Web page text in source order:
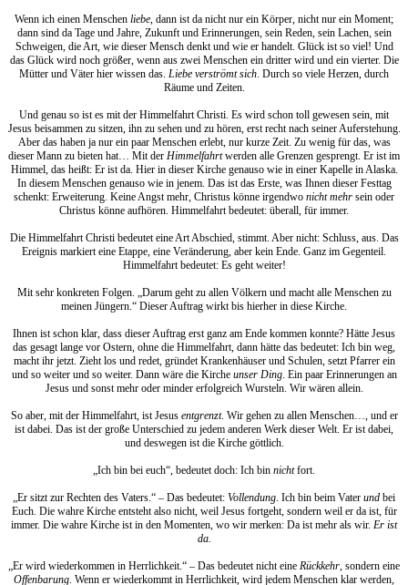
Wenn ich einen Menschen liebe, dann ist da nicht nur ein Körper, nicht nur ein Moment;
dann sind da Tage und Jahre, Zukunft und Erinnerungen, sein Reden, sein Lachen, sein
Schweigen, die Art, wie dieser Mensch denkt und wie er handelt. Glück ist so viel! Und
das Glück wird noch größer, wenn aus zwei Menschen ein dritter wird und ein vierter. Die
Mütter und Väter hier wissen das. Liebe verströmt sich. Durch so viele Herzen, durch
Räume und Zeiten.
Und genau so ist es mit der Himmelfahrt Christi. Es wird schon toll gewesen sein, mit
Jesus beisammen zu sitzen, ihn zu sehen und zu hören, erst recht nach seiner Auferstehung.
Aber das haben ja nur ein paar Menschen erlebt, nur kurze Zeit. Zu wenig für das, was
dieser Mann zu bieten hat… Mit der Himmelfahrtwerden alle Grenzen gesprengt. Er ist im
Himmel, das heißt: Er ist da. Hier in dieser Kirche genauso wie in einer Kapelle in Alaska.
In diesem Menschen genauso wie in jenem. Das ist das Erste, was Ihnen dieser Festtag
schenkt: Erweiterung. Keine Angst mehr, Christus könne irgendwo nicht mehr sein oder
Christus könne aufhören. Himmelfahrt bedeutet: überall, für immer.
Die Himmelfahrt Christi bedeutet eine Art Abschied, stimmt. Aber nicht: Schluss, aus. Das
Ereignis markiert eine Etappe, eine Veränderung, aber kein Ende. Ganz im Gegenteil.
Himmelfahrt bedeutet: Es geht weiter!
Mit sehr konkreten Folgen. „Darum geht zu allen Völkern und macht alle Menschen zu
meinen Jüngern.“ Dieser Auftrag wirkt bis hierher in diese Kirche.
Ihnen ist schon klar, dass dieser Auftrag erst ganz am Ende kommen konnte? Hätte Jesus
das gesagt lange vor Ostern, ohne die Himmelfahrt, dann hätte das bedeutet: Ich bin weg,
macht ihr jetzt. Zieht los und redet, gründet Krankenhäuser und Schulen, setzt Pfarrer ein
und so weiter und so weiter. Dann wäre die Kirche unser Ding. Ein paar Erinnerungen an
Jesus und sonst mehr oder minder erfolgreich Wursteln. Wir wären allein.
So aber, mit der Himmelfahrt, ist Jesus entgrenzt. Wir gehen zu allen Menschen…, und er
ist dabei. Das ist der große Unterschied zu jedem anderen Werk dieser Welt. Er ist dabei,
und deswegen ist die Kirche göttlich.
„Ich bin bei euch“, bedeutet doch: Ich bin nichtfort.
„Er sitzt zur Rechten des Vaters.“ – Das bedeutet: Vollendung. Ich bin beim Vater und bei
Euch. Die wahre Kirche entsteht also nicht, weil Jesus fortgeht, sondern weil er da ist, für
immer. Die wahre Kirche ist in den Momenten, wo wir merken: Da ist mehr als wir. Er ist
da.
„Er wird wiederkommen in Herrlichkeit.“ – Das bedeutet nicht eine Rückkehr, sondern eine
Offenbarung. Wenn er wiederkommt in Herrlichkeit, wird jedem Menschen klar werden,